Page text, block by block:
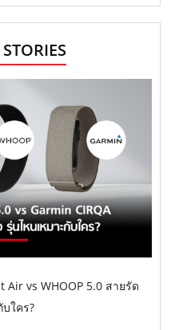
Air vs WHOOP 5.0 สายรัด
ใคร?